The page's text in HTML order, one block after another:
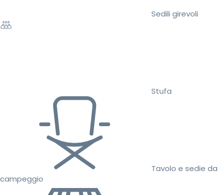
Sedili girevoli
Stufa
Tavolo e sedie da
campeggio